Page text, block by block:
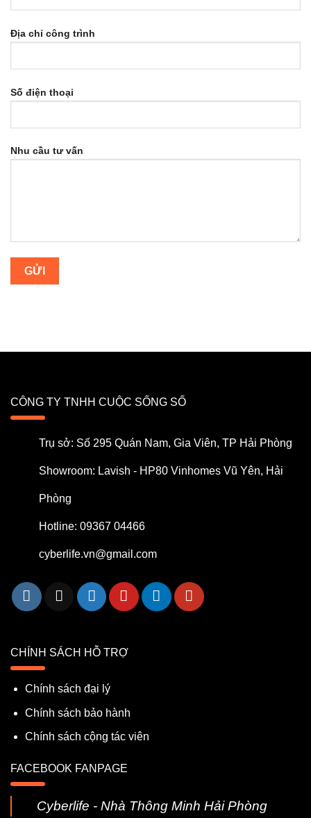
Địa chỉ công trình
Số điện thoại
Nhu cầu tư vấn
CÔNG TY TNHH CUỘC SỐNG SỐ
Trụ sở: Số 295 Quán Nam, Gia Viên, TP Hải Phòng
Showroom: Lavish - HP80 Vinhomes Vũ Yên, Hải
Phòng
Hotline: 09367 04466
cyberlife.vn@gmail.com
CHÍNH SÁCH HỖ TRỢ
Chính sách đại lý
Chính sách bảo hành
Chính sách cộng tác viên
FACEBOOK FANPAGE
Cyberlife - Nhà Thông Minh Hải Phòng